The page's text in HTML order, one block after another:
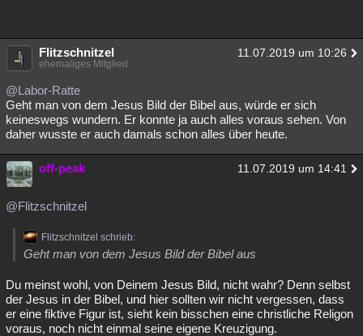
Flitzschnitzel 11.07.2019 um 10:26
ehemaliges Mitglied
@Labor-Ratte
Geht man von dem Jesus Bild der Bibel aus, würde er sich
keineswegs wundern. Er konnte ja auch alles voraus sehen. Von
daher wusste er auch damals schon alles über heute.
off-peak 11.07.2019 um 14:41
@Flitzschnitzel
Flitzschnitzel schrieb:
Geht man von dem Jesus Bild der Bibel aus
Du meinst wohl, von Deinem Jesus Bild, nicht wahr? Denn selbst
der Jesus in der Bibel, und hier sollten wir nicht vergessen, dass
er eine fiktive Figur ist, sieht kein bisschen eine christliche Religon
voraus, noch nicht einmal seine eigene Kreuzigung.